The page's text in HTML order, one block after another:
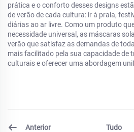
prática e o conforto desses designs
de verão de cada cultura: ir à praia,
diárias ao ar livre. Como um produto
necessidade universal, as máscaras
verão que satisfaz as demandas de
mais facilitado pela sua capacidade de
culturais e oferecer uma abordagem
Anterior Tudo